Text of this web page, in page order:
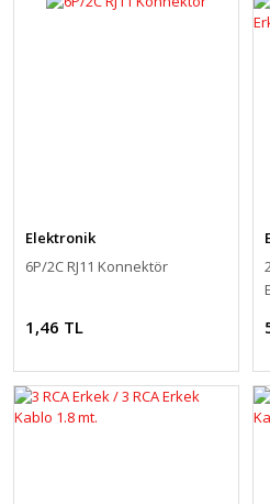
Elektronik
6P/2C RJ11 Konnektör
1,46 TL